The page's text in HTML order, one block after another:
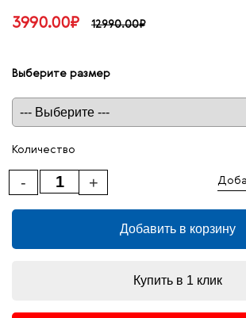
3990.00₽ 12990.00₽
Выберите размер
Количество
+
-
Добавить в корзину
Купить в 1 клик